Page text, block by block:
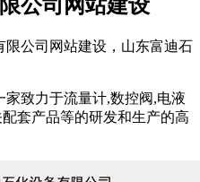
公司网站建设
限公司网站建设，山东富迪石
致力于流量计,数控阀,电液
套产品等的研发和生产的高